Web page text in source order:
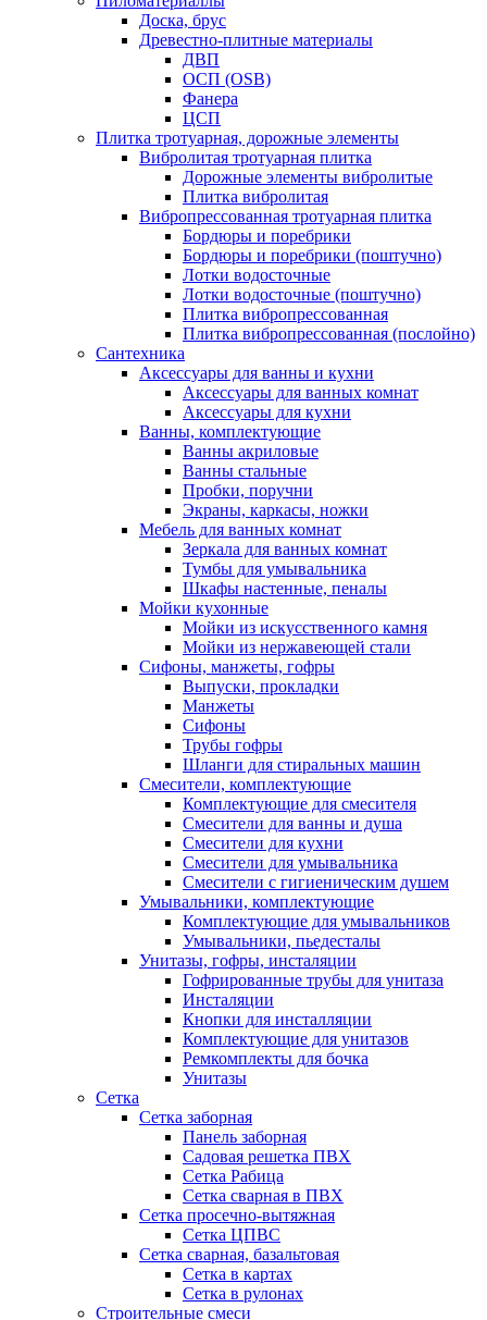
Доска, брус
Древестно-плитные материалы
ДВП
ОСП (OSB)
Фанера
ЦСП
Плитка тротуарная, дорожные элементы
Вибролитая тротуарная плитка
Дорожные элементы вибролитые
Плитка вибролитая
Вибропрессованная тротуарная плитка
Бордюры и поребрики
Бордюры и поребрики (поштучно)
Лотки водосточные
Лотки водосточные (поштучно)
Плитка вибропрессованная
Плитка вибропрессованная (послойно)
Сантехника
Аксессуары для ванны и кухни
Аксессуары для ванных комнат
Аксессуары для кухни
Ванны, комплектующие
Ванны акриловые
Ванны стальные
Пробки, поручни
Экраны, каркасы, ножки
Мебель для ванных комнат
Зеркала для ванных комнат
Тумбы для умывальника
Шкафы настенные, пеналы
Мойки кухонные
Мойки из искусственного камня
Мойки из нержавеющей стали
Сифоны, манжеты, гофры
Выпуски, прокладки
Манжеты
Сифоны
Трубы гофры
Шланги для стиральных машин
Смесители, комплектующие
Комплектующие для смесителя
Смесители для ванны и душа
Смесители для кухни
Смесители для умывальника
Смесители с гигиеническим душем
Умывальники, комплектующие
Комплектующие для умывальников
Умывальники, пьедесталы
Унитазы, гофры, инсталяции
Гофрированные трубы для унитаза
Инсталяции
Кнопки для инсталляции
Комплектующие для унитазов
Ремкомплекты для бочка
Унитазы
Сетка
Сетка заборная
Панель заборная
Садовая решетка ПВХ
Сетка Рабица
Сетка сварная в ПВХ
Сетка просечно-вытяжная
Сетка ЦПВС
Сетка сварная, базальтовая
Сетка в картах
Сетка в рулонах
Строительные смеси